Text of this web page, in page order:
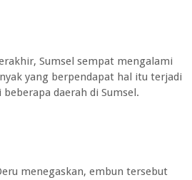
Sumsel sempat mengalami
yang berpendapat hal itu terjadi
daerah di Sumsel.
menegaskan, embun tersebut